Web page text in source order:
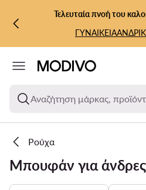
ΜΕΤΆΒΑΣΗ ΣΤΟ ΚΎΡΙΟ
ΜΕΤΆΒΑΣΗ ΣΤΗΝ ΑΝΑΖΉΤΗΣΗ
Τελευταία πνοή του
ΓΥΝΑΙΚΕΙΑ
Αναζήτηση μάρκας,
Ρούχα
Μπουφάν για